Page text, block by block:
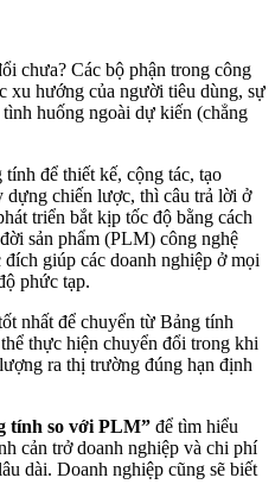
chưa? Các bộ phận trong công
xu hướng của người tiêu dùng, sự
huống ngoài dự kiến (chẳng
để thiết kế, cộng tác, tạo
dựng chiến lược, thì câu trả lời ở
triển bắt kịp tốc độ bằng cách
sản phẩm (PLM) công nghệ
giúp các doanh nghiệp ở mọi
phức tạp.
nhất để chuyển từ Bảng tính
thực hiện chuyển đổi trong khi
ra thị trường đúng hạn định
tính so với PLM” để tìm hiểu
cản trở doanh nghiệp và chi phí
dài. Doanh nghiệp cũng sẽ biết